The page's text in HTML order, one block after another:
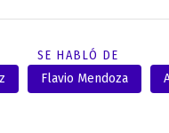
SE HABLÓ DE
Flavio Mendoza